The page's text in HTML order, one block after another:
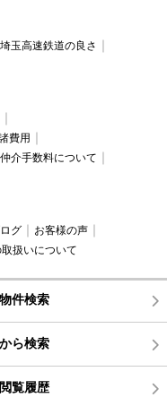
埼玉高速鉄道の良さ
費用
仲介手数料について
グ
お客様の声
扱いについて
件検索
ら検索
覧履歴